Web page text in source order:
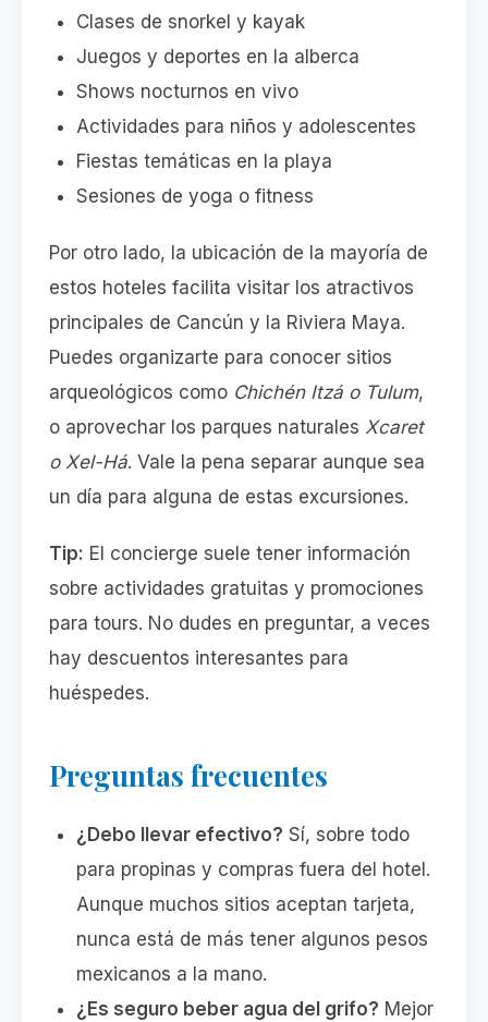
Clases de snorkel y kayak
Juegos y deportes en la alberca
Shows nocturnos en vivo
Actividades para niños y adolescentes
Fiestas temáticas en la playa
Sesiones de yoga o fitness
Por otro lado, la ubicación de la mayoría de
estos hoteles facilita visitar los atractivos
principales de Cancún y la Riviera Maya.
Puedes organizarte para conocer sitios
arqueológicos como Chichén Itzá o Tulum,
o aprovechar los parques naturales Xcaret
o Xel-Há. Vale la pena separar aunque sea
un día para alguna de estas excursiones.
Tip: El concierge suele tener información
sobre actividades gratuitas y promociones
para tours. No dudes en preguntar, a veces
hay descuentos interesantes para
huéspedes.
Preguntas frecuentes
¿Debo llevar efectivo? Sí, sobre todo
para propinas y compras fuera del hotel.
Aunque muchos sitios aceptan tarjeta,
nunca está de más tener algunos pesos
mexicanos a la mano.
¿Es seguro beber agua del grifo? Mejor